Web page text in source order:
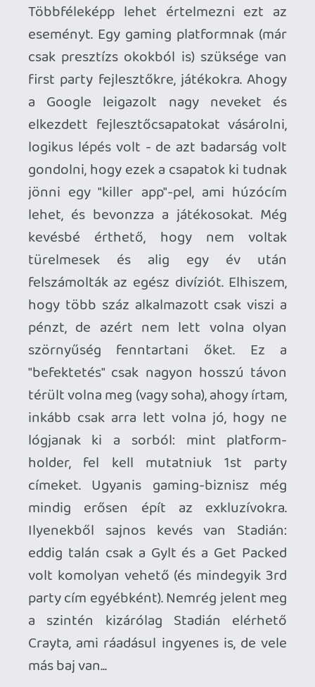
"befektetés" csak nagyon hosszú távon
térült volna meg (vagy soha), ahogy írtam,
inkább csak arra lett volna jó, hogy ne
lógjanak ki a sorból: mint platform-
holder, fel kell mutatniuk 1st party
címeket. Ugyanis gaming-biznisz még
mindig erősen épít az exkluzívokra.
Ilyenekből sajnos kevés van Stadián:
eddig talán csak a Gylt és a Get Packed
volt komolyan vehető (és mindegyik 3rd
party cím egyébként). Nemrég jelent meg
a szintén kizárólag Stadián elérhető
Crayta, ami ráadásul ingyenes is, de vele
más baj van...
A Crayta jól példázza, mennyire nem
tudja magát marketingelni a Stadia. (Ez
rendkívül vicces egy olyan anyacégtől,
akik konkrétan hirdetésekből élnek.) Ez
egy frissen kijött, közösségi "játéképítő
játék", ami elvileg még jó is lehetne, de
szinte semmit nem tudni róla, és még
elképzelni sem tudom, hogyan működik!
Korábban sehol nem hallottam róla, és
még megjelenés után sem találni sok
infót, alig vannak screenshot-ok és
azokból sem derül ki sok. Teljesen
ingyenes a játék (még előfizetés sem kell
hozzá, base változattal is megy, akárcsak
a Destiny 2 és a Bomberman), de nem
látok rá okot, hogy valaki az "utcáról"
egyáltalán vegye a fáradságot és